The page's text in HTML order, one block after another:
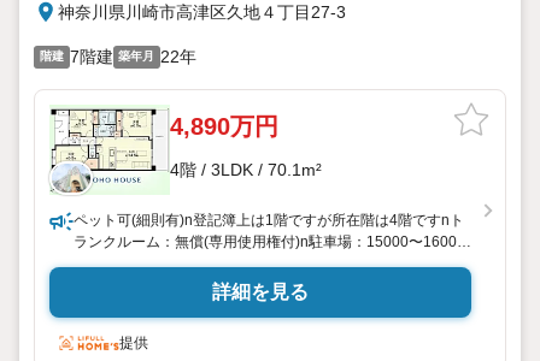
神奈川県川崎市高津区久地４丁目27-3
階建 7階建 築年月 22年
4,890万円
4階 / 3LDK / 70.1m²
ペット可(細則有)n登記簿上は1階ですが所在階は4階ですnト
ランクルーム：無償(専用使用権付)n駐車場：15000〜16000
円/月n駐輪場：200円/月nバイク置場：料金要確認n※各施設
空き状況要確認n※駐車場『空有』の表示は現在の空きを保証
するものではありません。詳細は担当者までご確認ください
n※家具付き画像は生成AIによるイメージです。家具・小物は
販売価格に含まれません。nポーチ面積：5.9平米n2026年7月
詳細を見る
提供